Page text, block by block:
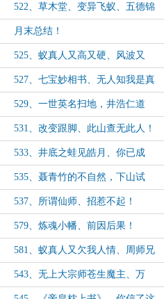
术！
522、草木堂、变异飞蚁、五德锦
鸡月末总结！
525、蚁真人又高又硬、风波又
起！
527、七宝妙相书、无人知我是真
仙！
529、一世英名扫地，井浩仁道
友。
531、改变跟脚、此山查无此人！
533、井底之蛙见皓月、你已成
年！
535、聂青竹的不自然，下山试
炼！
537、所谓仙师、招惹不起！
579、炼魂小幡、前因后果！
581、蚁真人又欠我人情、周师兄
希望你活下来！
543、无上大宗师苍生魔主、万